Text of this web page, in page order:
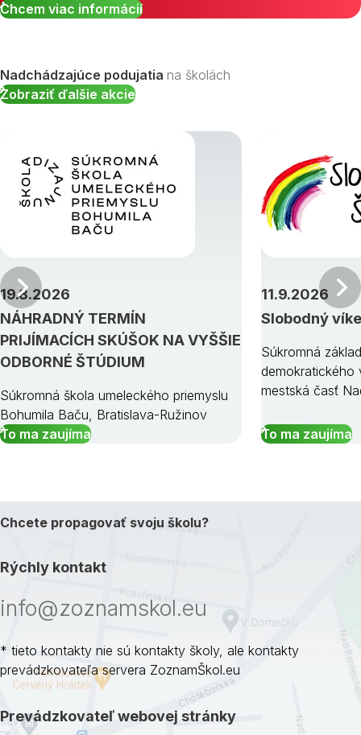
Chcem viac informácií
Nadchádzajúce podujatia na školách
Zobraziť ďalšie akcie
NÁHRADNÝ TERMÍN
PRIJÍMACÍCH SKÚŠOK NA VYŠŠIE
ODBORNÉ ŠTÚDIUM
19.8.2026
Súkromná škola umeleckého priemyslu
Bohumila Baču, Bratislava-Ružinov
To ma zaujíma
Slobodný
11.9.2026
Súkromná
demokratického
mestská časť
To ma zaujíma
Predchádzajúci
Chcete propagovať svoju školu?
Rýchly kontakt
info@zoznamskol.eu
* tieto kontakty nie sú kontakty školy, ale kontakty
prevádzkovateľa servera ZoznamŠkol.eu
Prevádzkovateľ webovej stránky